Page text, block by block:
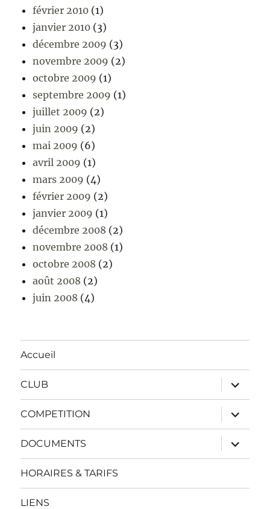
février 2010 (1)
janvier 2010 (3)
décembre 2009 (3)
novembre 2009 (2)
octobre 2009 (1)
septembre 2009 (1)
juillet 2009 (2)
juin 2009 (2)
mai 2009 (6)
avril 2009 (1)
mars 2009 (4)
février 2009 (2)
janvier 2009 (1)
décembre 2008 (2)
novembre 2008 (1)
octobre 2008 (2)
août 2008 (2)
juin 2008 (4)
Accueil
CLUB
ouvrir
le
sous-
menu
COMPETITION
ouvrir
le
sous-
menu
DOCUMENTS
ouvrir
le
sous-
HORAIRES & TARIFS
LIENS